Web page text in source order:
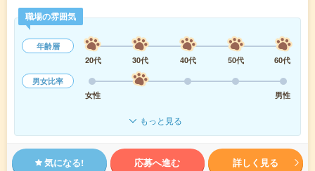
職場の雰囲気
年齢層
20代
30代 40代 50代
60代
男女比率
女性
男性
もっと見る
気になる! 応募へ進む 詳しく見る